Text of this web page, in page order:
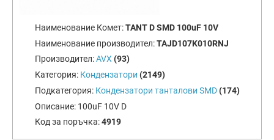
Наименование Комет:TANT D SMD 100uF 10V
Наименование производител:TAJD107K010RNJ
Производител:AVX (93)
Категория: Кондензатори (2149)
Подкатегория: Кондензатори танталови SMD (174)
Описание: 100uF 10V D
Код за поръчка:4919